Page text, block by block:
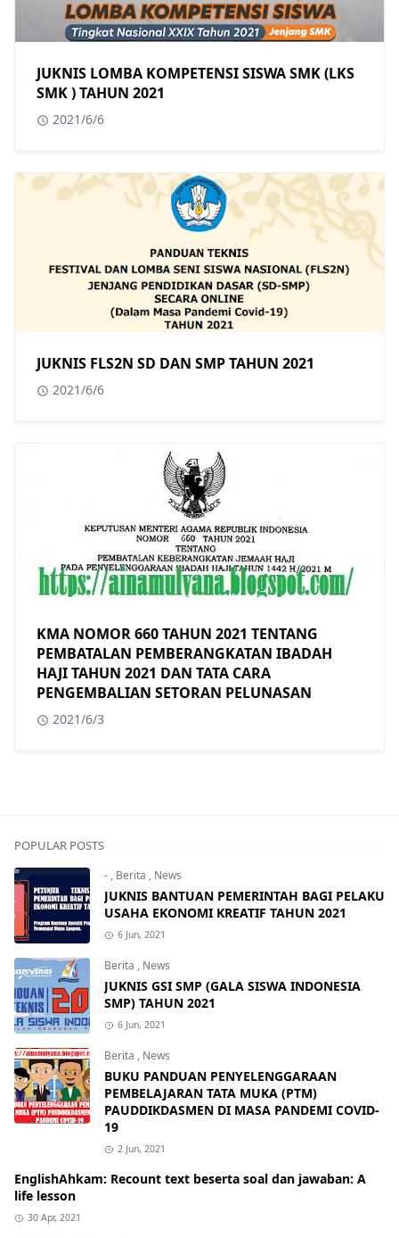
JUKNIS LOMBA KOMPETENSI SISWA SMK (LKS
SMK ) TAHUN 2021
2021/6/6
JUKNIS FLS2N SD DAN SMP TAHUN 2021
2021/6/6
KMA NOMOR 660 TAHUN 2021 TENTANG
PEMBATALAN PEMBERANGKATAN IBADAH
HAJI TAHUN 2021 DAN TATA CARA
PENGEMBALIAN SETORAN PELUNASAN
2021/6/3
POPULAR POSTS
-, Berita , News
JUKNIS BANTUAN PEMERINTAH BAGI PELAKU
USAHA EKONOMI KREATIF TAHUN 2021
6 Jun, 2021
Berita , News
JUKNIS GSI SMP (GALA SISWA INDONESIA
SMP) TAHUN 2021
6 Jun, 2021
Berita , News
BUKU PANDUAN PENYELENGGARAAN
PEMBELAJARAN TATA MUKA (PTM)
PAUDDIKDASMEN DI MASA PANDEMI COVID-
19
2 Jun, 2021
EnglishAhkam: Recount text beserta soal dan jawaban: A
life lesson
30 Apr, 2021